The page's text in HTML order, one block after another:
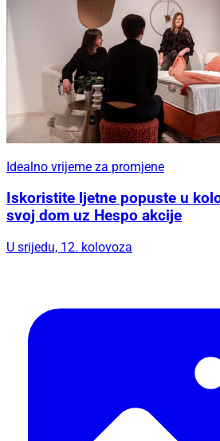
Idealno vrijeme za promjene
Iskoristite ljetne popuste u
svoj dom uz Hespo akcije
U srijedu, 12. kolovoza